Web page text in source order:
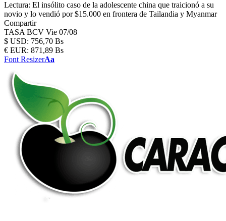
Lectura: El insólito caso de la adolescente china que traicionó a su
novio y lo vendió por $15.000 en frontera de Tailandia y Myanmar
Compartir
TASA BCV Vie 07/08
$ USD: 756,70 Bs
€ EUR: 871,89 Bs
Font ResizerAa